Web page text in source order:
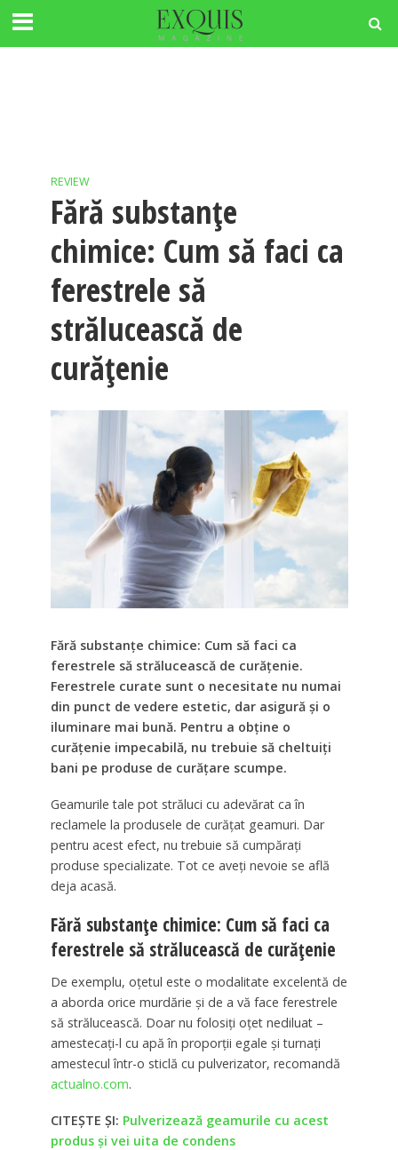
REVIEW
Fără substanțe
chimice: Cum să faci ca
ferestrele să
strălucească de
curățenie
Fără substanțe chimice: Cum să faci ca
ferestrele să strălucească de curățenie.
Ferestrele curate sunt o necesitate nu numai
din punct de vedere estetic, dar asigură și o
iluminare mai bună. Pentru a obține o
curățenie impecabilă, nu trebuie să cheltuiți
bani pe produse de curățare scumpe.
Geamurile tale pot străluci cu adevărat ca în
reclamele la produsele de curățat geamuri. Dar
pentru acest efect, nu trebuie să cumpărați
produse specializate. Tot ce aveți nevoie se află
deja acasă.
Fără substanțe chimice: Cum să faci ca
ferestrele să strălucească de curățenie
De exemplu, oțetul este o modalitate excelentă de
a aborda orice murdărie și de a vă face ferestrele
să strălucească. Doar nu folosiți oțet nediluat –
amestecați-l cu apă în proporții egale și turnați
amestecul într-o sticlă cu pulverizator, recomandă
actualno.com.
CITEȘTE ȘI: Pulverizează geamurile cu acest
produs și vei uita de condens